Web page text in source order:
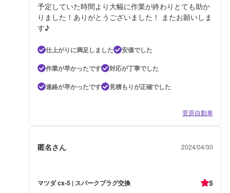
予定していた時間より大幅に作業が終わりとても助か
りました！ありがとうございました！ またお願いしま
す♪
仕上がりに満足しました
安価でした
作業が早かったです
対応が丁寧でした
連絡が早かったです
見積もりが正確でした
菅原自動車
匿名さん 2024/04/30
マツダ cx-5 | スパークプラグ交換 5